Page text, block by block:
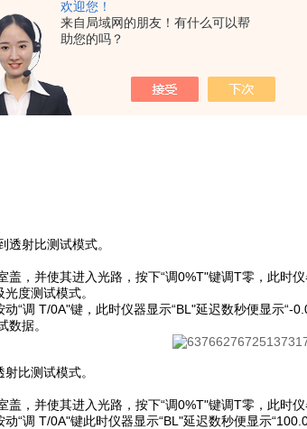
欢迎您！
来自局域网的朋友！有什么可以帮
助您的吗？
透射比测试模式。
盖，并使其进入光路，按下“调0%T"键调T零，此时
度测试模式。
“调 T/0A"键，此时仪器显示“BL"延迟数秒便显示“-
数据。
比测试模式。
盖，并使其进入光路，按下“调0%T"键调T零，此时
“调 T/0A"键此时仪器显示“BL"延迟数秒便显示